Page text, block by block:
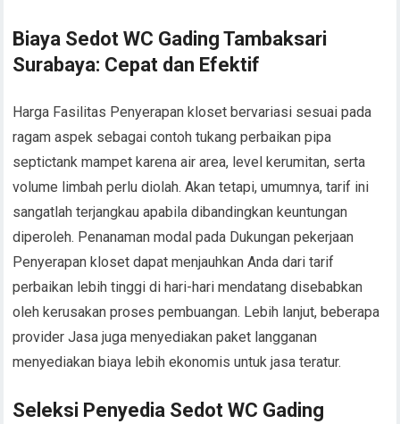
Biaya Sedot WC Gading Tambaksari
Surabaya: Cepat dan Efektif
Harga Fasilitas Penyerapan kloset bervariasi sesuai pada
ragam aspek sebagai contoh tukang perbaikan pipa
septictank mampet karena air area, level kerumitan, serta
volume limbah perlu diolah. Akan tetapi, umumnya, tarif ini
sangatlah terjangkau apabila dibandingkan keuntungan
diperoleh. Penanaman modal pada Dukungan pekerjaan
Penyerapan kloset dapat menjauhkan Anda dari tarif
perbaikan lebih tinggi di hari-hari mendatang disebabkan
oleh kerusakan proses pembuangan. Lebih lanjut, beberapa
provider Jasa juga menyediakan paket langganan
menyediakan biaya lebih ekonomis untuk jasa teratur.
Seleksi Penyedia Sedot WC Gading